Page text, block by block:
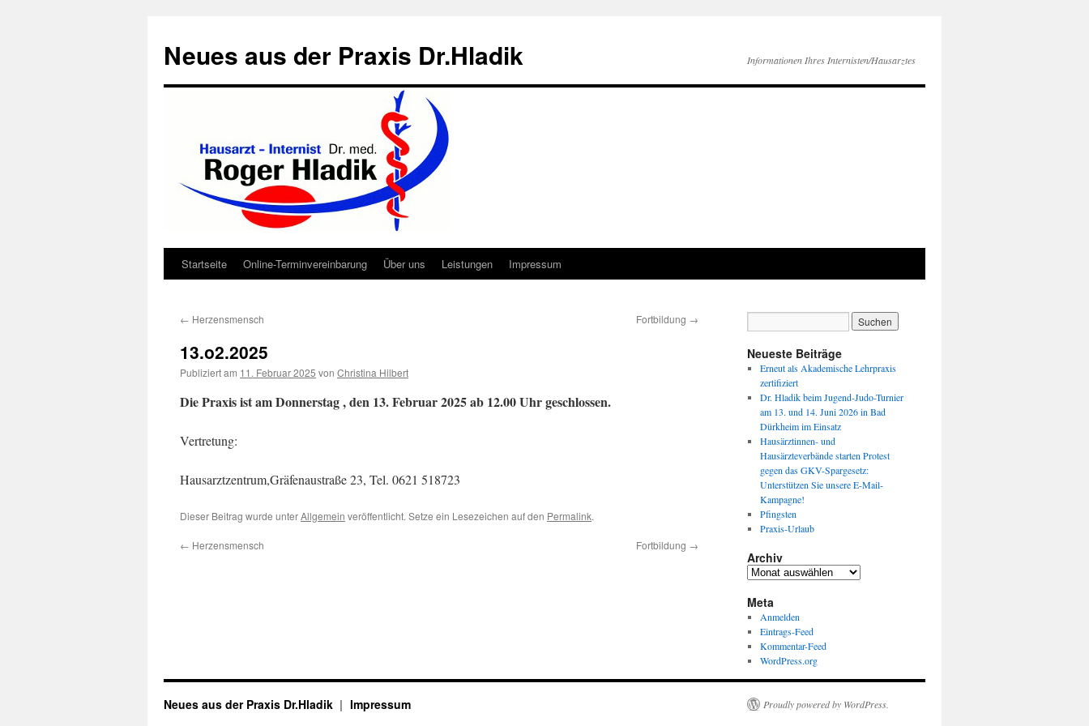
Neues aus der Praxis Dr.Hladik Informationen Ihres Internisten/Hausarztes
Zum
springen
Startseite Online-Terminvereinbarung Über uns Leistungen Impressum
← Herzensmensch Fortbildung →
13.o2.2025
Publiziert am 11. Februar 2025 von Christina Hilbert
Die Praxis ist am Donnerstag , den 13. Februar 2025 ab 12.00 Uhr geschlossen.
Vertretung:
Hausarztzentrum,Gräfenaustraße 23, Tel. 0621 518723
Dieser Beitrag wurde unterAllgemein veröffentlicht. Setze ein Lesezeichen auf den Permalink.
← Herzensmensch Fortbildung →
Neueste Beiträge
Erneut als Akademische Lehrpraxis
zertifiziert
Dr. Hladik beim Jugend-Judo-Turnier
am 13. und 14. Juni 2026 in Bad
Dürkheim im Einsatz
Hausärztinnen- und
Hausärzteverbände starten Protest
gegen das GKV-Spargesetz:
Unterstützen Sie unsere E-Mail-
Kampagne!
Pfingsten
Praxis-Urlaub
Archiv
Archiv
Meta
Anmelden
Eintrags-Feed
Kommentar-Feed
WordPress.org
Neues aus der Praxis Dr.Hladik Impressum Proudly powered by WordPress.